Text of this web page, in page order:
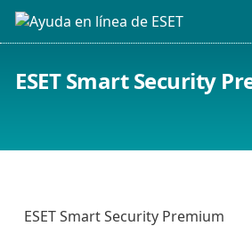
ESET Smart Security